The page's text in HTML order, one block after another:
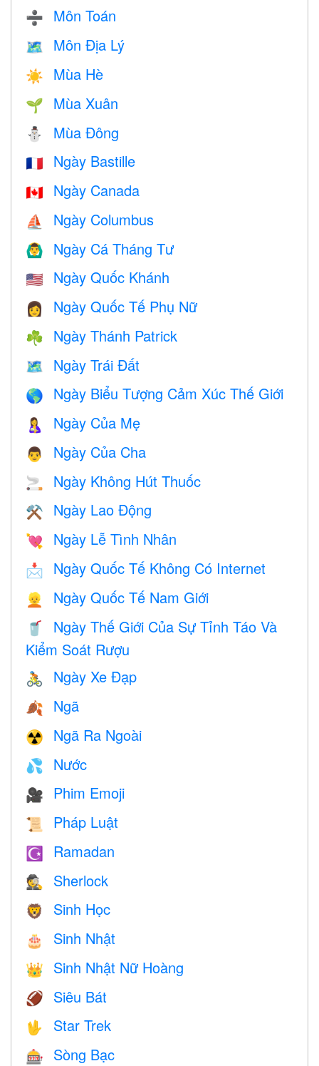
➗ Môn Toán
🗺 Môn Địa Lý
☀️ Mùa Hè
🌱 Mùa Xuân
⛄ Mùa Đông
🇫🇷 Ngày Bastille
🇨🇦 Ngày Canada
⛵️ Ngày Columbus
🙆‍♂️ Ngày Cá Tháng Tư
🇺🇸 Ngày Quốc Khánh
👩 Ngày Quốc Tế Phụ Nữ
☘️ Ngày Thánh Patrick
🗺️ Ngày Trái Đất
🌎 Ngày Biểu Tượng Cảm Xúc Thế Giới
🤱 Ngày Của Mẹ
👨 Ngày Của Cha
🚬 Ngày Không Hút Thuốc
⚒️ Ngày Lao Động
💘 Ngày Lễ Tình Nhân
📩 Ngày Quốc Tế Không Có Internet
👱 Ngày Quốc Tế Nam Giới
🥤
Ngày Thế Giới Của Sự Tỉnh Táo Và
Kiểm Soát Rượu
🚴 Ngày Xe Đạp
🍂 Ngã
☢️ Ngã Ra Ngoài
💦 Nước
🎥 Phim Emoji
📜 Pháp Luật
☪️ Ramadan
🕵️ Sherlock
🦁 Sinh Học
🎂 Sinh Nhật
👑 Sinh Nhật Nữ Hoàng
🏈 Siêu Bát
🖖 Star Trek
🎰 Sòng Bạc